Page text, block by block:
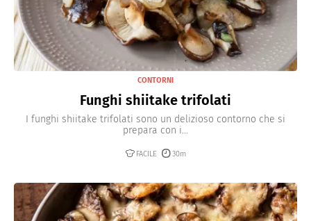
CONTORNI
Funghi shiitake trifolati
I funghi shiitake trifolati sono un delizioso contorno che si
prepara con i...
FACILE 30m